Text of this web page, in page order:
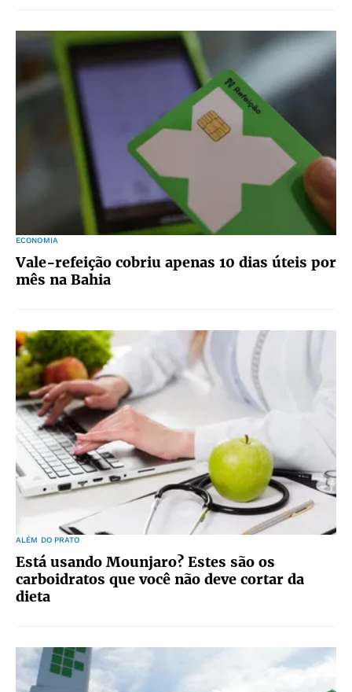
ECONOMIA
Vale-refeição cobriu apenas 10 dias úteis por
mês na Bahia
ALÉM DO PRATO
Está usando Mounjaro? Estes são os
carboidratos que você não deve cortar da
dieta